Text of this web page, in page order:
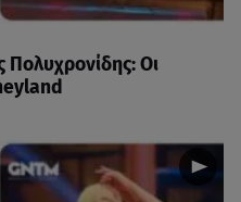
Πολυχρονίδης: Οι